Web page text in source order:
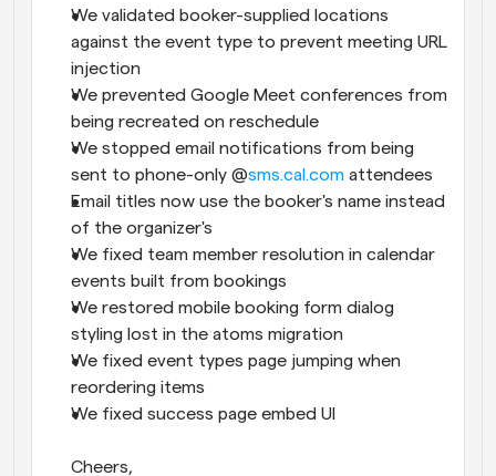
We validated booker-supplied locations
against the event type to prevent meeting URL
injection
We prevented Google Meet conferences from
being recreated on reschedule
We stopped email notifications from being
sent to phone-only @sms.cal.com attendees
Email titles now use the booker's name instead
of the organizer's
We fixed team member resolution in calendar
events built from bookings
We restored mobile booking form dialog
styling lost in the atoms migration
We fixed event types page jumping when
reordering items
We fixed success page embed UI
Cheers,